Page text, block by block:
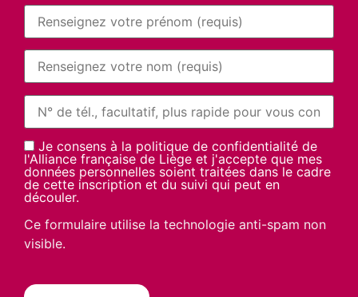
Je consens à la politique de confidentialité de
l'Alliance française de Liège et j'accepte que mes
données personnelles soient traitées dans le cadre
de cette inscription et du suivi qui peut en
découler.
Ce formulaire utilise la technologie anti-spam non
visible.